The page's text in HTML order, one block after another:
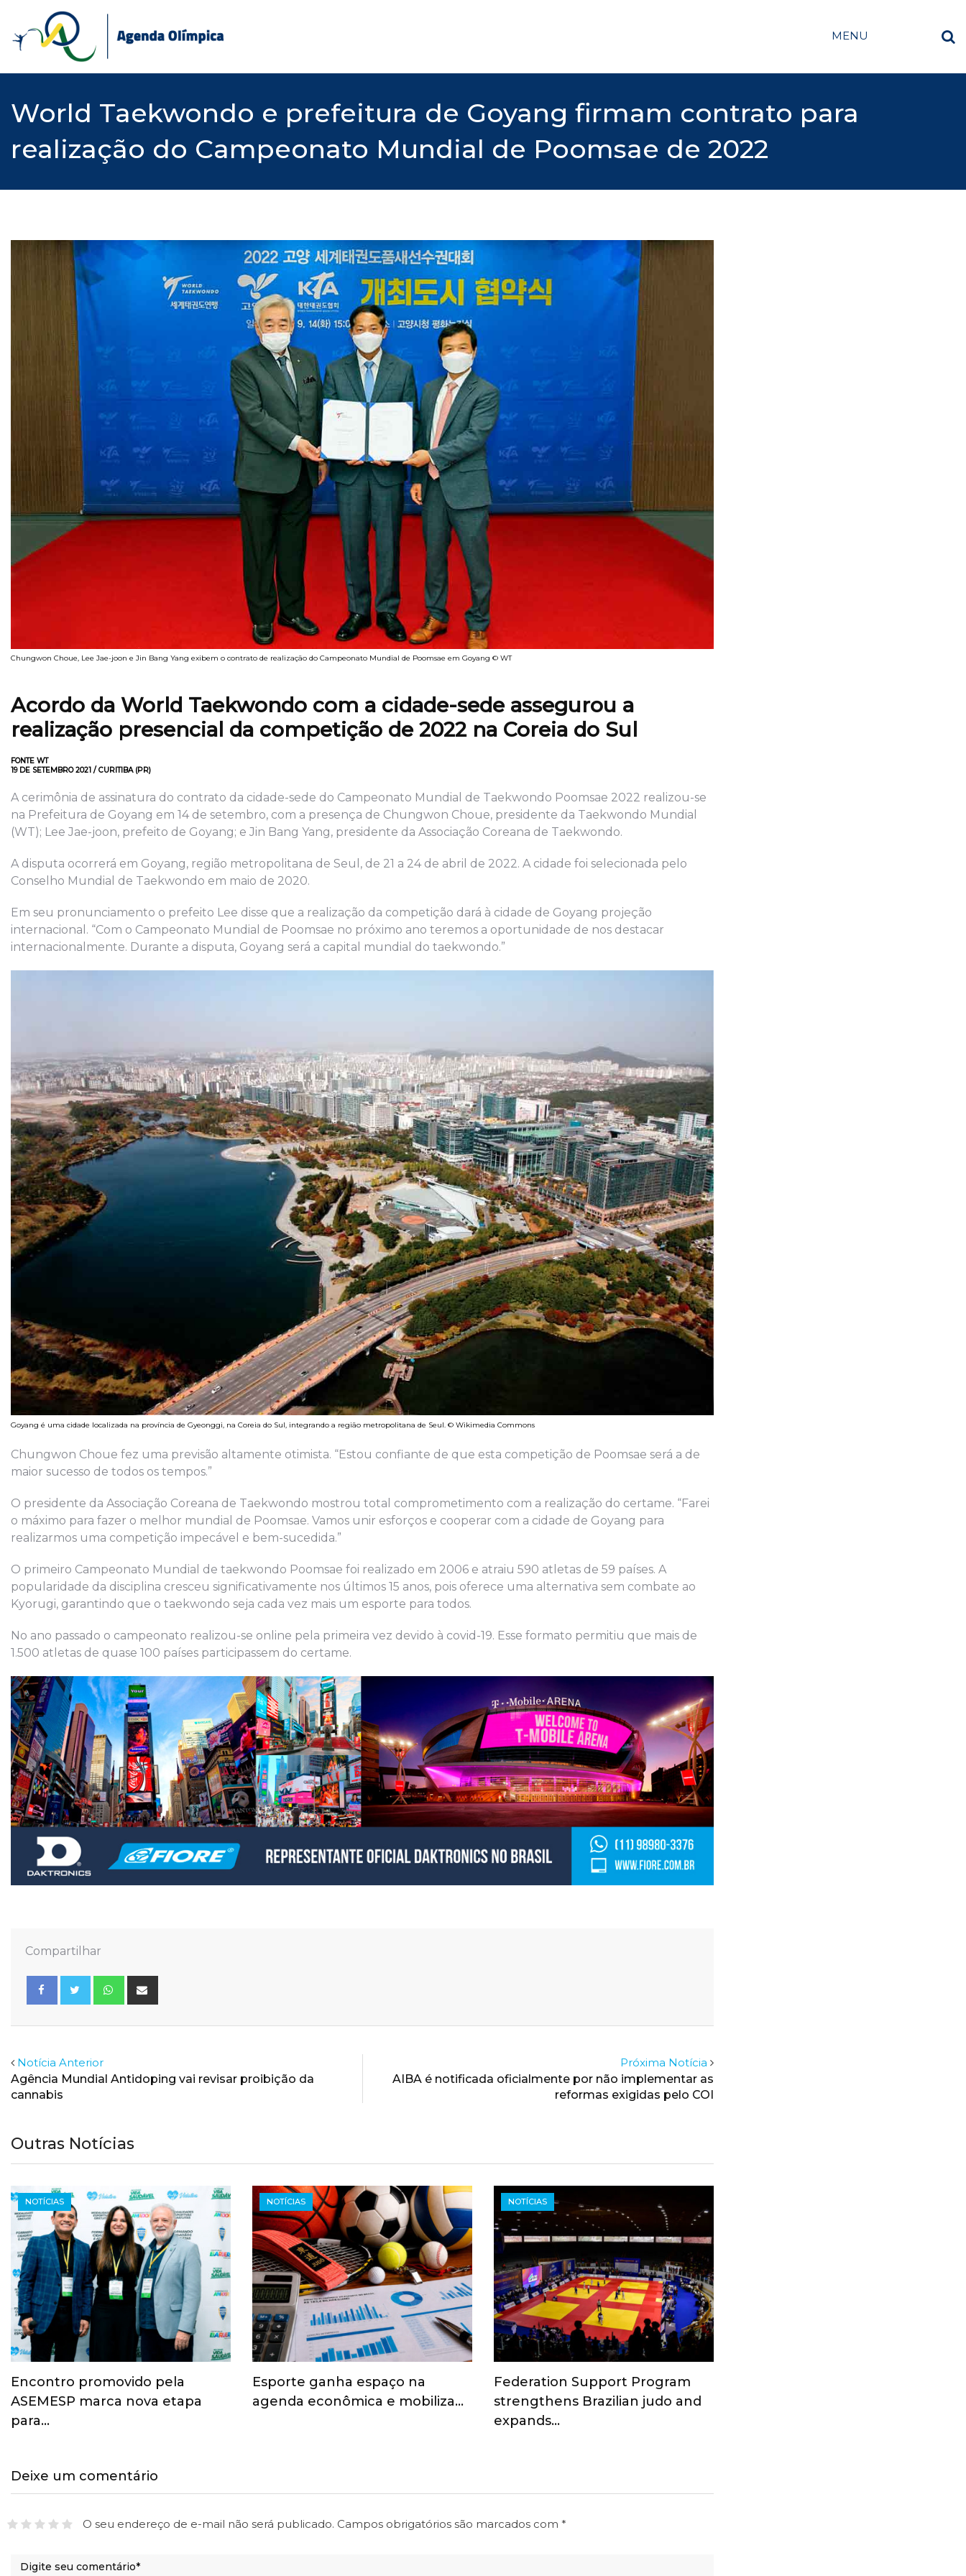
content
MENU
World Taekwondo e prefeitura de Goyang firmam contrato para
realização do Campeonato Mundial de Poomsae de 2022
Chungwon Choue, Lee Jae-joon e Jin Bang Yang exibem o contrato de realização do Campeonato Mundial de Poomsae em Goyang © WT
Acordo da World Taekwondo com a cidade-sede assegurou a
realização presencial da competição de 2022 na Coreia do Sul
FONTE WT
19 DE SETEMBRO 2021 / CURITIBA (PR)
A cerimônia de assinatura do contrato da cidade-sede do Campeonato Mundial de Taekwondo Poomsae 2022 realizou-se
na Prefeitura de Goyang em 14 de setembro, com a presença de Chungwon Choue, presidente da Taekwondo Mundial
(WT); Lee Jae-joon, prefeito de Goyang; e Jin Bang Yang, presidente da Associação Coreana de Taekwondo.
A disputa ocorrerá em Goyang, região metropolitana de Seul, de 21 a 24 de abril de 2022. A cidade foi selecionada pelo
Conselho Mundial de Taekwondo em maio de 2020.
Em seu pronunciamento o prefeito Lee disse que a realização da competição dará à cidade de Goyang projeção
internacional. “Com o Campeonato Mundial de Poomsae no próximo ano teremos a oportunidade de nos destacar
internacionalmente. Durante a disputa, Goyang será a capital mundial do taekwondo.”
Goyang é uma cidade localizada na província de Gyeonggi, na Coreia do Sul, integrando a região metropolitana de Seul. © Wikimedia Commons
Chungwon Choue fez uma previsão altamente otimista. “Estou confiante de que esta competição de Poomsae será a de
maior sucesso de todos os tempos.”
O presidente da Associação Coreana de Taekwondo mostrou total comprometimento com a realização do certame. “Farei
o máximo para fazer o melhor mundial de Poomsae. Vamos unir esforços e cooperar com a cidade de Goyang para
realizarmos uma competição impecável e bem-sucedida.”
O primeiro Campeonato Mundial de taekwondo Poomsae foi realizado em 2006 e atraiu 590 atletas de 59 países. A
popularidade da disciplina cresceu significativamente nos últimos 15 anos, pois oferece uma alternativa sem combate ao
Kyorugi, garantindo que o taekwondo seja cada vez mais um esporte para todos.
No ano passado o campeonato realizou-se online pela primeira vez devido à covid-19. Esse formato permitiu que mais de
1.500 atletas de quase 100 países participassem do certame.
Compartilhar
Whatsapp
Notícia Anterior
Agência Mundial Antidoping vai revisar proibição da
cannabis
Próxima Notícia
AIBA é notificada oficialmente por não implementar as
reformas exigidas pelo COI
Outras Notícias
NOTÍCIAS
Encontro promovido pela
ASEMESP marca nova etapa
para…
NOTÍCIAS
Esporte ganha espaço na
agenda econômica e mobiliza…
NOTÍCIAS
Federation Support Program
strengthens Brazilian judo and
expands…
Deixe um comentário
O seu endereço de e-mail não será publicado. Campos obrigatórios são marcados com *